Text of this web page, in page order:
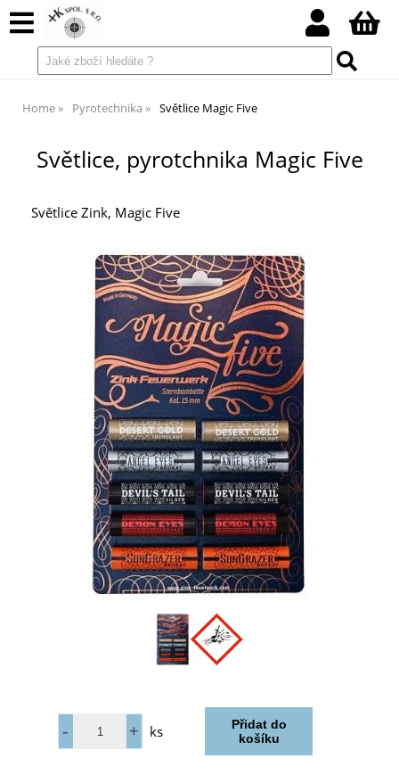
Home Pyrotechnika Světlice Magic Five
Světlice, pyrotchnika Magic Five
Světlice Zink, Magic Five
ks